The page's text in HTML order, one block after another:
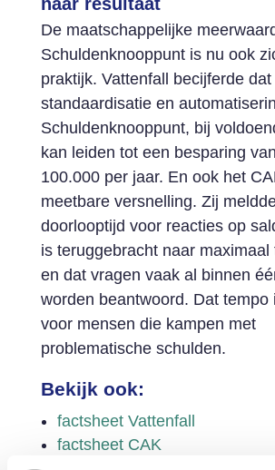
De maatschappelijke
Schuldenknooppunt is nu ook
praktijk. Vattenfall becijferde dat
standaardisatie en
Schuldenknooppunt, bij
kan leiden tot een besparing
100.000 per jaar. En ook het
meetbare versnelling. Zij
doorlooptijd voor reacties op
is teruggebracht naar maximaal
en dat vragen vaak al binnen
worden beantwoord. Dat tempo
voor mensen die kampen met
problematische schulden.
Bekijk ook:
factsheet Vattenfall
factsheet CAK